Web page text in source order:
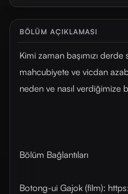
BÖLÜM AÇIKLAMASI
Kimi zaman başımızı
mahcubiyete ve vicdan
neden ve nasıl verdiğimize
Bölüm Bağlantıları
Botong-ui Gajok (film):